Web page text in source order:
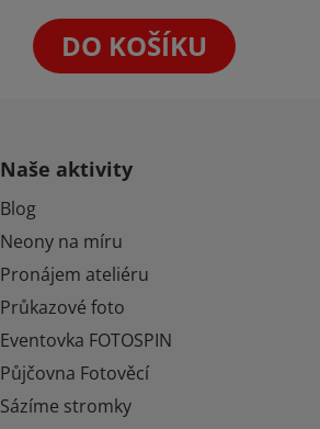
DO KOŠÍKU
Naše aktivity
Blog
Neony na míru
Pronájem ateliéru
Průkazové foto
Eventovka FOTOSPIN
Půjčovna Fotověcí
Sázíme stromky